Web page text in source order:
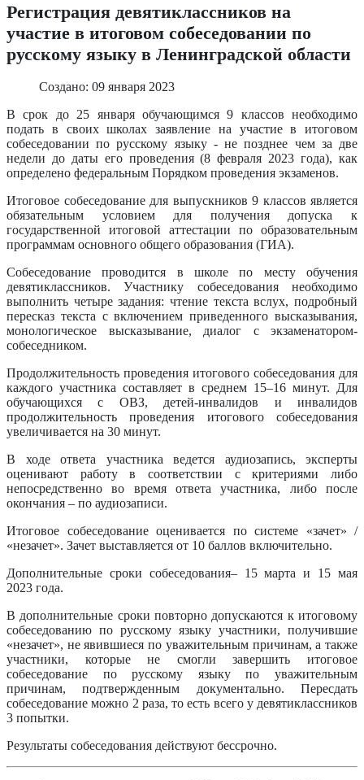
Регистрация девятиклассников на
участие в итоговом собеседовании по
русскому языку в Ленинградской области
Создано: 09 января 2023
В срок до 25 января обучающимся 9 классов необходимо
подать в своих школах заявление на участие в итоговом
собеседовании по русскому языку - не позднее чем за две
недели до даты его проведения (8 февраля 2023 года), как
определено федеральным Порядком проведения экзаменов.
Итоговое собеседование для выпускников 9 классов является
обязательным условием для получения допуска к
государственной итоговой аттестации по образовательным
программам основного общего образования (ГИА).
Собеседование проводится в школе по месту обучения
девятиклассников. Участнику собеседования необходимо
выполнить четыре задания: чтение текста вслух, подробный
пересказ текста с включением приведенного высказывания,
монологическое высказывание, диалог с экзаменатором-
собеседником.
Продолжительность проведения итогового собеседования для
каждого участника составляет в среднем 15–16 минут. Для
обучающихся с ОВЗ, детей-инвалидов и инвалидов
продолжительность проведения итогового собеседования
увеличивается на 30 минут.
В ходе ответа участника ведется аудиозапись, эксперты
оценивают работу в соответствии с критериями либо
непосредственно во время ответа участника, либо после
окончания – по аудиозаписи.
Итоговое собеседование оценивается по системе «зачет» /
«незачет». Зачет выставляется от 10 баллов включительно.
Дополнительные сроки собеседования– 15 марта и 15 мая
2023 года.
В дополнительные сроки повторно допускаются к итоговому
собеседованию по русскому языку участники, получившие
«незачет», не явившиеся по уважительным причинам, а также
участники, которые не смогли завершить итоговое
собеседование по русскому языку по уважительным
причинам, подтвержденным документально. Пересдать
собеседование можно 2 раза, то есть всего у девятиклассников
3 попытки.
Результаты собеседования действуют бессрочно.